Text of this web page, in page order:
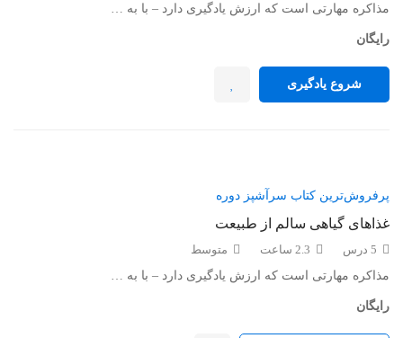
مذاکره مهارتی است که ارزش یادگیری دارد – با به …
رایگان
شروع یادگیری
پرفروش‌ترین کتاب سرآشپز دوره
غذاهای گیاهی سالم از طبیعت
5 درس 2.3 ساعت
متوسط
مذاکره مهارتی است که ارزش یادگیری دارد – با به …
رایگان